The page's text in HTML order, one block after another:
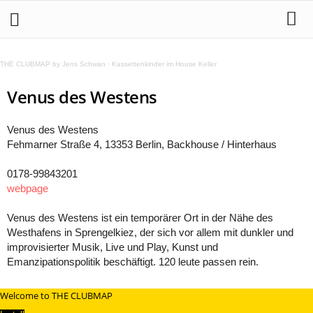
THE CLUBMAP by Jens Schwan · Kassettenkinder im House Keller
Venus des Westens
Venus des Westens
Fehmarner Straße 4, 13353 Berlin, Backhouse / Hinterhaus
0178-99843201
webpage
Venus des Westens ist ein temporärer Ort in der Nähe des
Westhafens in Sprengelkiez, der sich vor allem mit dunkler und
improvisierter Musik, Live und Play, Kunst und
Emanzipationspolitik beschäftigt. 120 leute passen rein.
Welcome to THE CLUBMAP